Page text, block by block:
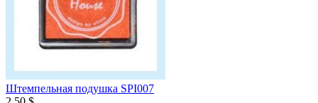
Штемпельная подушка SPI007